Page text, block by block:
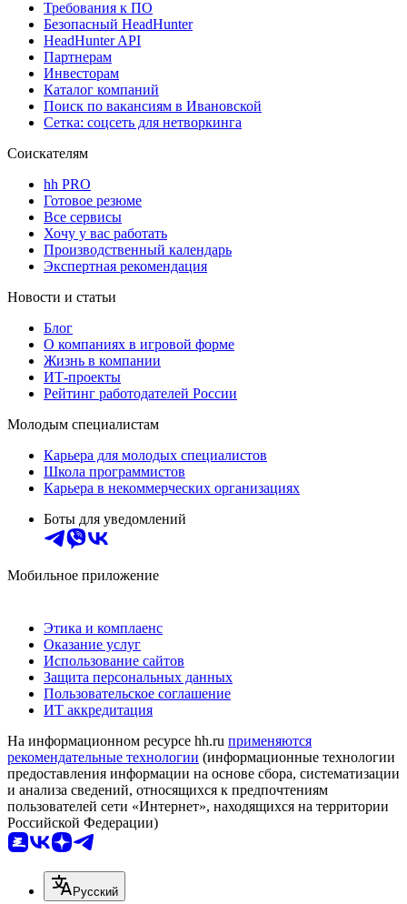
Требования к ПО
Безопасный HeadHunter
HeadHunter API
Партнерам
Инвесторам
Каталог компаний
Поиск по вакансиям в Ивановской
Сетка: соцсеть для нетворкинга
Соискателям
hh PRO
Готовое резюме
Все сервисы
Хочу у вас работать
Производственный календарь
Экспертная рекомендация
Новости и статьи
Блог
О компаниях в игровой форме
Жизнь в компании
ИТ-проекты
Рейтинг работодателей России
Молодым специалистам
Карьера для молодых специалистов
Школа программистов
Карьера в некоммерческих организациях
Боты для уведомлений
Мобильное приложение
Этика и комплаенс
Оказание услуг
Использование сайтов
Защита персональных данных
Пользовательское соглашение
ИТ аккредитация
На информационном ресурсе hh.ru применяются
рекомендательные технологии (информационные технологии
предоставления информации на основе сбора, систематизации
и анализа сведений, относящихся к предпочтениям
пользователей сети «Интернет», находящихся на территории
Российской Федерации)
Русский